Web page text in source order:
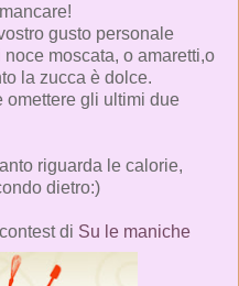
gusto personale
moscata, o amaretti,o
la zucca è dolce.
omettere gli ultimi due
riguarda le calorie,
dietro:)
di Su le maniche